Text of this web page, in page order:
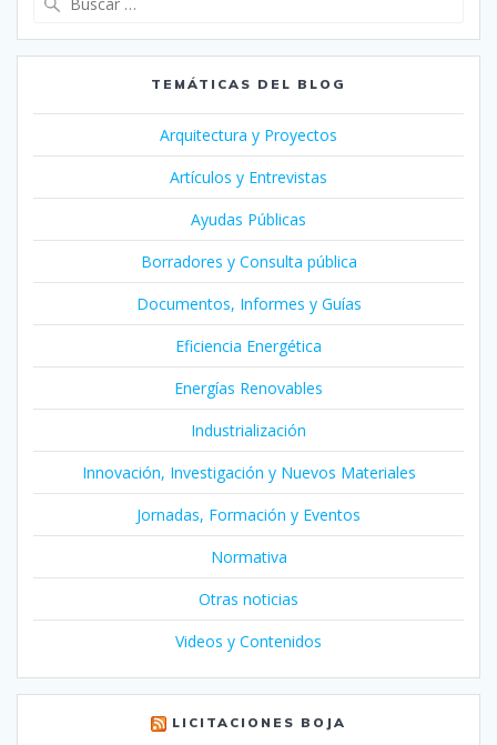
TEMÁTICAS DEL BLOG
Arquitectura y Proyectos
Artículos y Entrevistas
Ayudas Públicas
Borradores y Consulta pública
Documentos, Informes y Guías
Eficiencia Energética
Energías Renovables
Industrialización
Innovación, Investigación y Nuevos Materiales
Jornadas, Formación y Eventos
Normativa
Otras noticias
Videos y Contenidos
LICITACIONES BOJA